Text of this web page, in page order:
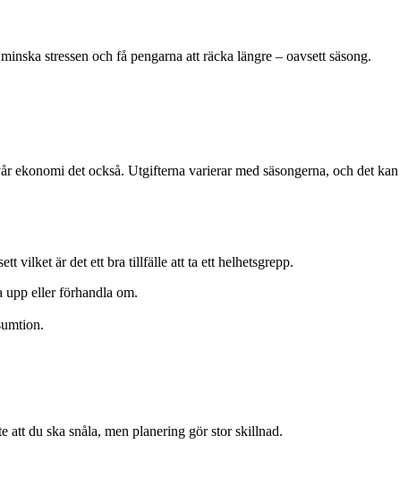
stressen och få pengarna att räcka längre – oavsett säsong.
ekonomi det också. Utgifterna varierar med säsongerna, och det kan
vilket är det ett bra tillfälle att ta ett helhetsgrepp.
upp eller förhandla om.
att du ska snåla, men planering gör stor skillnad.